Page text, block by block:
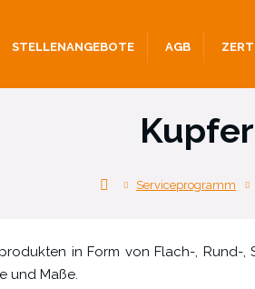
STELLENANGEBOTE AGB
Kupfer
Serviceprogramm
in Form von Flach-, Rund-
und Maße.